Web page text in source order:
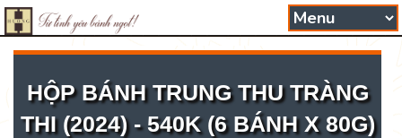
HỘP BÁNH TRUNG THU TRÀNG
THI (2024) - 540K (6 BÁNH X 80G)